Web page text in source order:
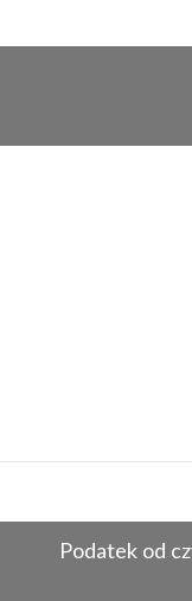
Podatek od